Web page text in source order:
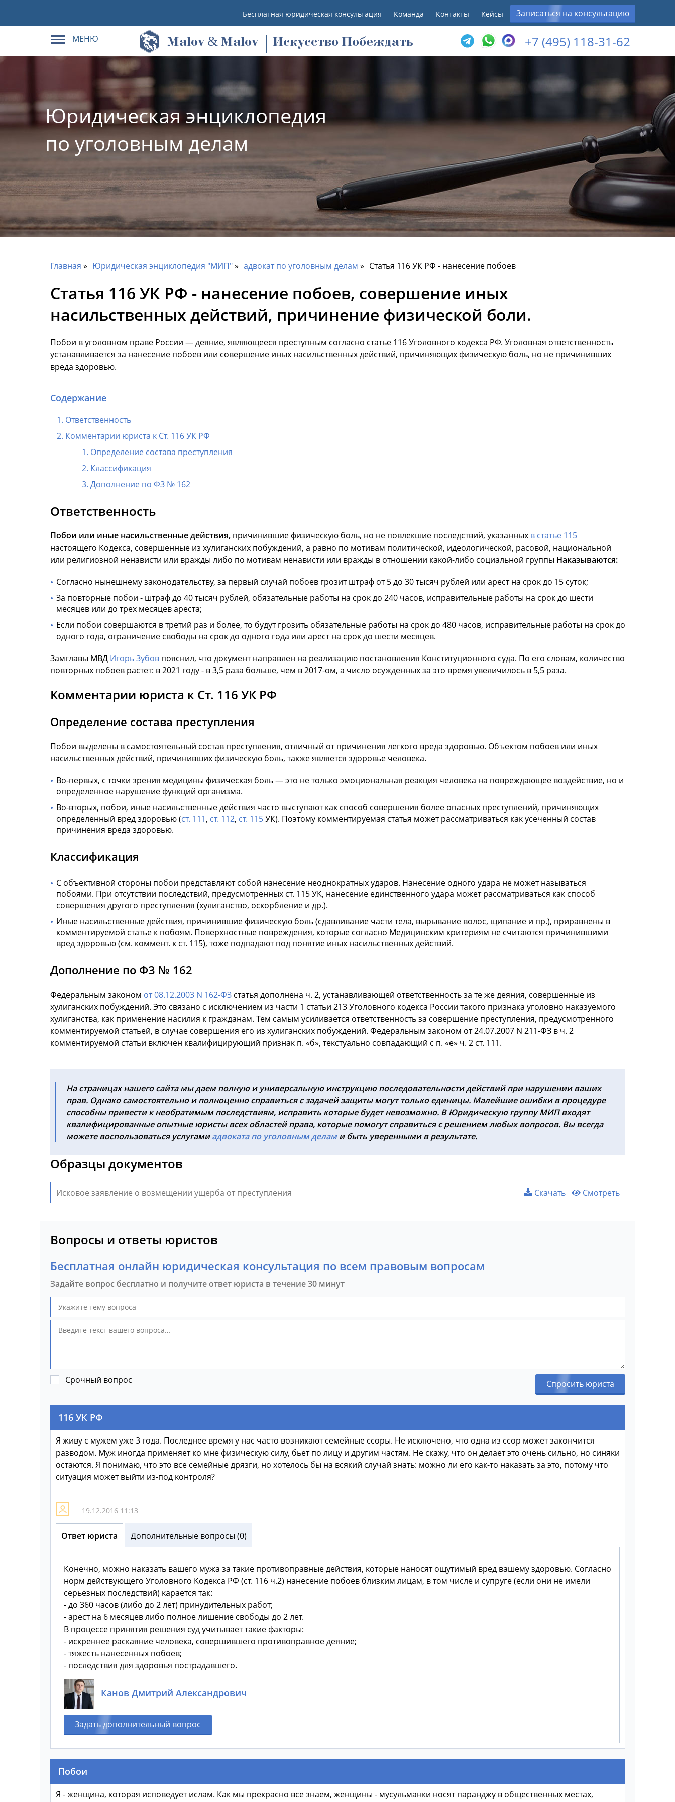
Бесплатная юридическая консультация Команда Контакты Кейсы Записаться на консультацию
МЕНЮ Malov & Malov Искусство Побеждать +7 (495) 118-31-62
Юридическая энциклопедия
по уголовным делам
Главная Юридическая энциклопедия "МИП" адвокат по уголовным делам Статья 116 УК РФ - нанесение побоев
Статья 116 УК РФ - нанесение побоев, совершение иных
насильственных действий, причинение физической боли.
Побои в уголовном праве России — деяние, являющееся преступным согласно статье 116 Уголовного кодекса РФ. Уголовная ответственность
устанавливается за нанесение побоев или совершение иных насильственных действий, причиняющих физическую боль, но не причинивших
вреда здоровью.
Содержание
Ответственность
Комментарии юриста к Ст. 116 УК РФ
Определение состава преступления
Классификация
Дополнение по ФЗ № 162
Ответственность
Побои или иные насильственные действия,причинившие физическую боль, но не повлекшие последствий, указанных в статье 115
настоящего Кодекса, совершенные из хулиганских побуждений, а равно по мотивам политической, идеологической, расовой, национальной
или религиозной ненависти или вражды либо по мотивам ненависти или вражды в отношении какой-либо социальной группы Наказываются:
Согласно нынешнему законодательству, за первый случай побоев грозит штраф от 5 до 30 тысяч рублей или арест на срок до 15 суток;
За повторные побои - штраф до 40 тысяч рублей, обязательные работы на срок до 240 часов, исправительные работы на срок до шести
месяцев или до трех месяцев ареста;
Если побои совершаются в третий раз и более, то будут грозить обязательные работы на срок до 480 часов, исправительные работы на срок до
одного года, ограничение свободы на срок до одного года или арест на срок до шести месяцев.
Замглавы МВД Игорь Зубовпояснил, что документ направлен на реализацию постановления Конституционного суда. По его словам, количество
повторных побоев растет: в 2021 году - в 3,5 раза больше, чем в 2017-ом, а число осужденных за это время увеличилось в 5,5 раза.
Комментарии юриста к Ст. 116 УК РФ
Определение состава преступления
Побои выделены в самостоятельный состав преступления, отличный от причинения легкого вреда здоровью. Объектом побоев или иных
насильственных действий, причинивших физическую боль, также является здоровье человека.
Во-первых, с точки зрения медицины физическая боль — это не только эмоциональная реакция человека на повреждающее воздействие, но и
определенное нарушение функций организма.
Во-вторых, побои, иные насильственные действия часто выступают как способ совершения более опасных преступлений, причиняющих
определенный вред здоровью (ст. 111, ст. 112, ст. 115УК). Поэтому комментируемая статья может рассматриваться как усеченный состав
причинения вреда здоровью.
Классификация
С объективной стороны побои представляют собой нанесение неоднократных ударов. Нанесение одного удара не может называться
побоями. При отсутствии последствий, предусмотренных ст. 115 УК, нанесение единственного удара может рассматриваться как способ
совершения другого преступления (хулиганство, оскорбление и др.).
Иные насильственные действия, причинившие физическую боль (сдавливание части тела, вырывание волос, щипание и пр.), приравнены в
комментируемой статье к побоям. Поверхностные повреждения, которые согласно Медицинским критериям не считаются причинившими
вред здоровью (см. коммент. к ст. 115), тоже подпадают под понятие иных насильственных действий.
Дополнение по ФЗ № 162
Федеральным законом от 08.12.2003 N 162-ФЗстатья дополнена ч. 2, устанавливающей ответственность за те же деяния, совершенные из
хулиганских побуждений. Это связано с исключением из части 1 статьи 213 Уголовного кодекса России такого признака уголовно наказуемого
хулиганства, как применение насилия к гражданам. Тем самым усиливается ответственность за совершение преступления, предусмотренного
комментируемой статьей, в случае совершения его из хулиганских побуждений. Федеральным законом от 24.07.2007 N 211-ФЗ в ч. 2
комментируемой статьи включен квалифицирующий признак п. «б», текстуально совпадающий с п. «е» ч. 2 ст. 111.
На страницах нашего сайта мы даем полную и универсальную инструкцию последовательности действий при нарушении ваших
прав. Однако самостоятельно и полноценно справиться с задачей защиты могут только единицы. Малейшие ошибки в процедуре
способны привести к необратимым последствиям, исправить которые будет невозможно. В Юридическую группу МИП входят
квалифицированные опытные юристы всех областей права, которые помогут справиться с решением любых вопросов. Вы всегда
можете воспользоваться услугамиадвоката по уголовным делами быть уверенными в результате.
Образцы документов
Исковое заявление о возмещении ущерба от преступления Скачать Смотреть
Вопросы и ответы юристов
Бесплатная онлайн юридическая консультация по всем правовым вопросам
Задайте вопрос бесплатно и получите ответ юриста в течение 30 минут
Срочный вопрос Спросить юриста
116 УК РФ
Я живу с мужем уже 3 года. Последнее время у нас часто возникают семейные ссоры. Не исключено, что одна из ссор может закончится
разводом. Муж иногда применяет ко мне физическую силу, бьет по лицу и другим частям. Не скажу, что он делает это очень сильно, но синяки
остаются. Я понимаю, что это все семейные дрязги, но хотелось бы на всякий случай знать: можно ли его как-то наказать за это, потому что
ситуация может выйти из-под контроля?
19.12.2016 11:13
Ответ юриста Дополнительные вопросы (0)
Конечно, можно наказать вашего мужа за такие противоправные действия, которые наносят ощутимый вред вашему здоровью. Согласно
норм действующего Уголовного Кодекса РФ (ст. 116 ч.2) нанесение побоев близким лицам, в том числе и супруге (если они не имели
серьезных последствий) карается так:
- до 360 часов (либо до 2 лет) принудительных работ;
- арест на 6 месяцев либо полное лишение свободы до 2 лет.
В процессе принятия решения суд учитывает такие факторы:
- искреннее раскаяние человека, совершившего противоправное деяние;
- тяжесть нанесенных побоев;
- последствия для здоровья пострадавшего.
Канов Дмитрий Александрович
Задать дополнительный вопрос
Побои
Я - женщина, которая исповедует ислам. Как мы прекрасно все знаем, женщины - мусульманки носят паранджу в общественных местах,